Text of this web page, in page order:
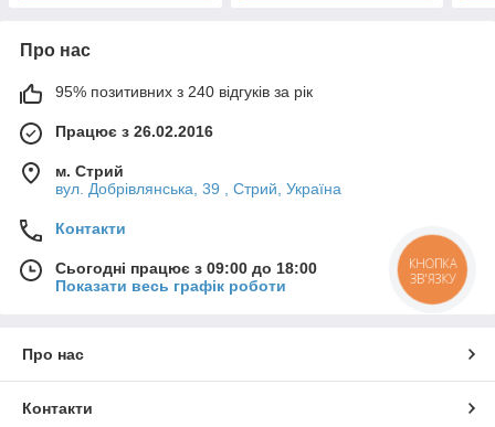
Про нас
95% позитивних з 240 відгуків за рік
Працює з 26.02.2016
м. Стрий
вул. Добрівлянська, 39 , Стрий, Україна
Контакти
Сьогодні працює з 09:00 до 18:00
Показати весь графік роботи
Про нас
Контакти
КНОПКА
ЗВ'ЯЗКУ